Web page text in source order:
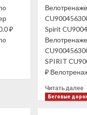
₽
Spirit
SPIRIT
₽
Читать далее
Беговые